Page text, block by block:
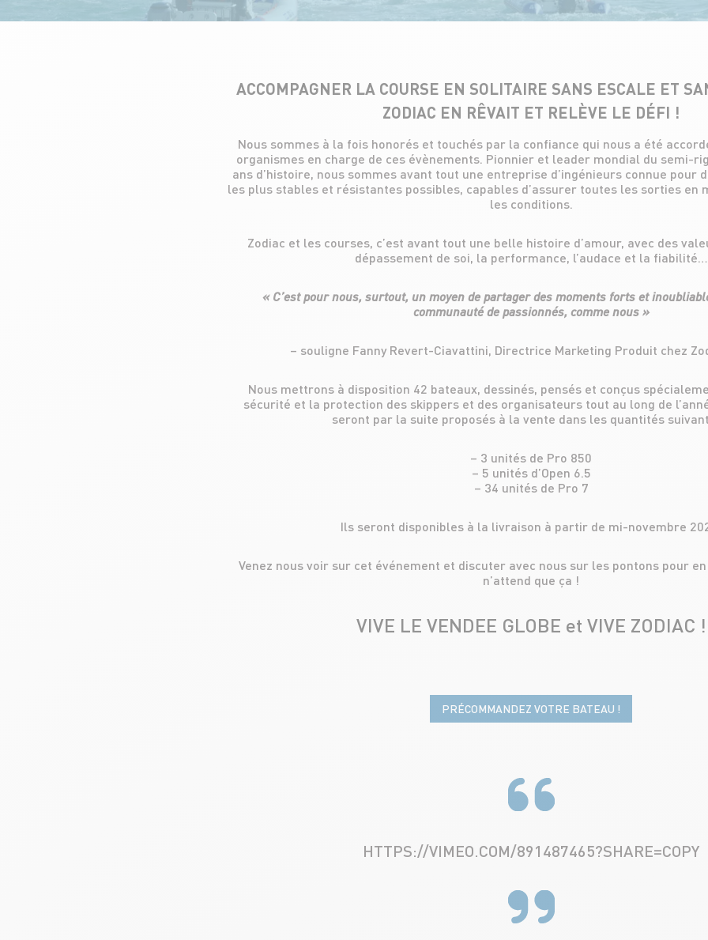
ACCOMPAGNER LA COURSE EN SOLITAIRE SANS ESCALE ET
ZODIAC EN RÊVAIT ET RELÈVE LE DÉFI !
Nous sommes à la fois honorés et touchés par la confiance qui nous a été
organismes en charge de ces évènements. Pionnier et leader mondial du semi-
ans d’histoire, nous sommes avant tout une entreprise d’ingénieurs connue pour
les plus stables et résistantes possibles, capables d’assurer toutes les sorties en
les conditions.
Zodiac et les courses, c’est avant tout une belle histoire d’amour, avec des
dépassement de soi, la performance, l’audace et la fiabilité…
« C’est pour nous, surtout, un moyen de partager des moments forts et
communauté de passionnés, comme nous »
– souligne Fanny Revert-Ciavattini, Directrice Marketing Produit chez
Nous mettrons à disposition 42 bateaux, dessinés, pensés et conçus
sécurité et la protection des skippers et des organisateurs tout au long de
seront par la suite proposés à la vente dans les quantités
– 3 unités de Pro 850
– 5 unités d’Open 6.5
– 34 unités de Pro 7
Ils seront disponibles à la livraison à partir de mi-novembre
Venez nous voir sur cet événement et discuter avec nous sur les pontons pour en
n’attend que ça !
VIVE LE VENDEE GLOBE et VIVE ZODIAC !
PRÉCOMMANDEZ VOTRE BATEAU !
HTTPS://VIMEO.COM/891487465?SHARE=COPY